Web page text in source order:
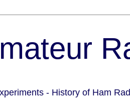
- History of Ham